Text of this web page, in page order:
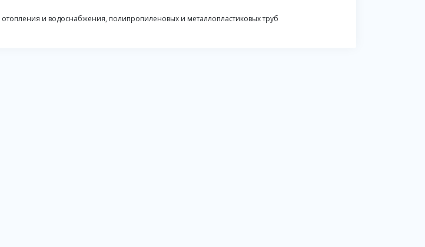
и водоснабжения, полипропиленовых и металлопластиковых труб